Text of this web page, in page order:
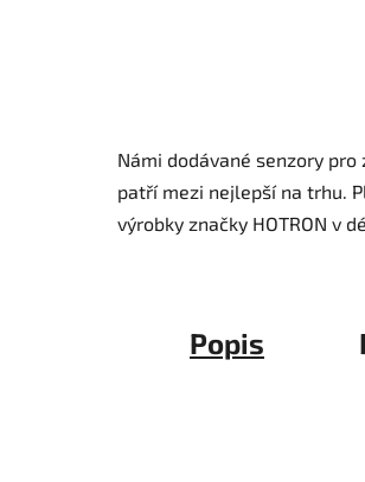
Námi dodávané senzory
patří mezi nejlepší na trhu.
výrobky značky HOTRON v
Popis